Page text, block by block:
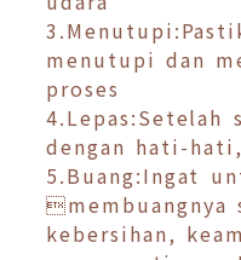
menutupi dan
proses
4.Lepas:Setelah
dengan hati-
5.Buang:Ingat
membuangnya
kebersihan,